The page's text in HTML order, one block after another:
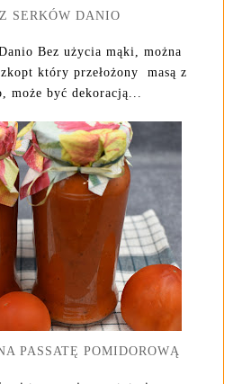
SERKÓW DANIO
Bez użycia mąki, można
który przełożony masą z
może być dekoracją...
PASSATĘ POMIDOROWĄ